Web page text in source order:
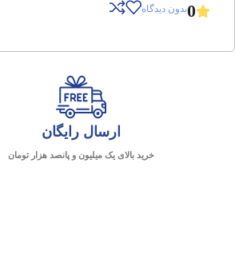
0بدون دیدگاه
ارسال رایگان
خرید بالای یک میلیون و پانصد هزار تومان